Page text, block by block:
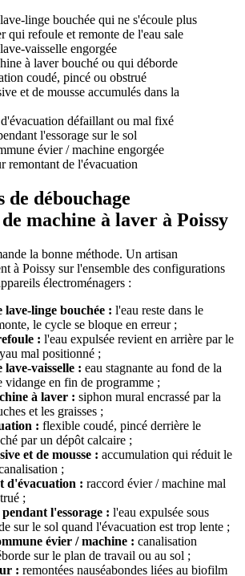
linge bouchée qui ne s'écoule plus
qui refoule et remonte de l'eau sale
vaisselle engorgée
à laver bouché ou qui déborde
coudé, pincé ou obstrué
et de mousse accumulés dans la
défaillant ou mal fixé
l'essorage sur le sol
évier / machine engorgée
remontant de l'évacuation
de débouchage
machine à laver à Poissy
la bonne méthode. Un artisan
à Poissy sur l'ensemble des configurations
électroménagers :
lave-linge bouchée : l'eau reste dans le
le cycle se bloque en erreur ;
: l'eau expulsée revient en arrière par le
mal positionné ;
vaisselle : eau stagnante au fond de la
vidange en fin de programme ;
à laver : siphon mural encrassé par la
et les graisses ;
: flexible coudé, pincé derrière le
par un dépôt calcaire ;
et de mousse : accumulation qui réduit le
;
d'évacuation : raccord évier / machine mal
;
l'essorage : l'eau expulsée sous
sur le sol quand l'évacuation est trop lente ;
évier / machine : canalisation
sur le plan de travail ou au sol ;
: remontées nauséabondes liées au biofilm